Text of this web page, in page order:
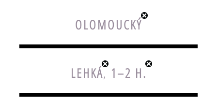
OLOMOUCKÝ
LEHKÁ, 1–2 H.